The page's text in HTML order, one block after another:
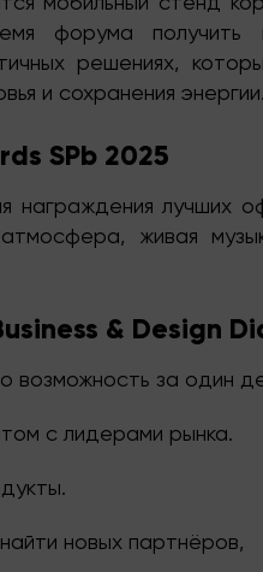
форума получить
решениях,
и сохранения энергии.
SPb 2025
награждения лучших
живая
& Design
возможность за один
с лидерами рынка.
новых партнёров,